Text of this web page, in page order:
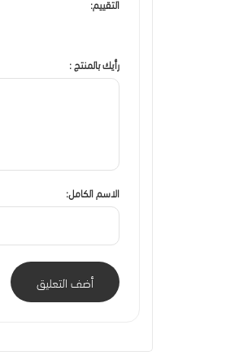
التقييم:
رأيك بالمنتج :
الاسم الكامل:
أضف التعليق